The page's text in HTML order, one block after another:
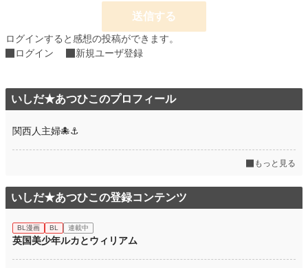
送信する
ログインすると感想の投稿ができます。
ログイン
新規ユーザ登録
いしだ★あつひこのプロフィール
関西人主婦🐙⚓
もっと見る
いしだ★あつひこの登録コンテンツ
BL漫画 BL 連載中
英国美少年ルカとウィリアム